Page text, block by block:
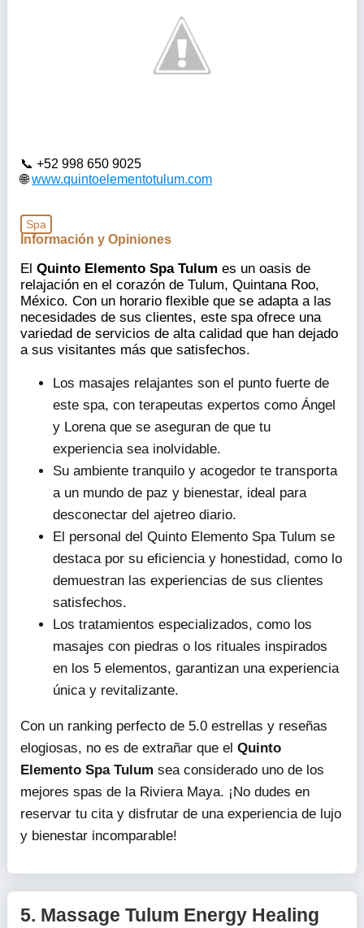
+52 998 650 9025
www.quintoelementotulum.com
Spa
Información y Opiniones
El Quinto Elemento Spa Tulum es un oasis de
relajación en el corazón de Tulum, Quintana Roo,
México. Con un horario flexible que se adapta a las
necesidades de sus clientes, este spa ofrece una
variedad de servicios de alta calidad que han dejado
a sus visitantes más que satisfechos.
Los masajes relajantes son el punto fuerte de
este spa, con terapeutas expertos como Ángel
y Lorena que se aseguran de que tu
experiencia sea inolvidable.
Su ambiente tranquilo y acogedor te transporta
a un mundo de paz y bienestar, ideal para
desconectar del ajetreo diario.
El personal del Quinto Elemento Spa Tulum se
destaca por su eficiencia y honestidad, como lo
demuestran las experiencias de sus clientes
satisfechos.
Los tratamientos especializados, como los
masajes con piedras o los rituales inspirados
en los 5 elementos, garantizan una experiencia
única y revitalizante.
Con un ranking perfecto de 5.0 estrellas y reseñas
elogiosas, no es de extrañar que el Quinto
Elemento Spa Tulum sea considerado uno de los
mejores spas de la Riviera Maya. ¡No dudes en
reservar tu cita y disfrutar de una experiencia de lujo
y bienestar incomparable!
5. Massage Tulum Energy Healing